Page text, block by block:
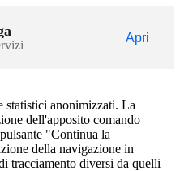
Apri
statistici anonimizzati. La
dell'apposito comando
"Continua la
della navigazione in
tracciamento diversi da quelli